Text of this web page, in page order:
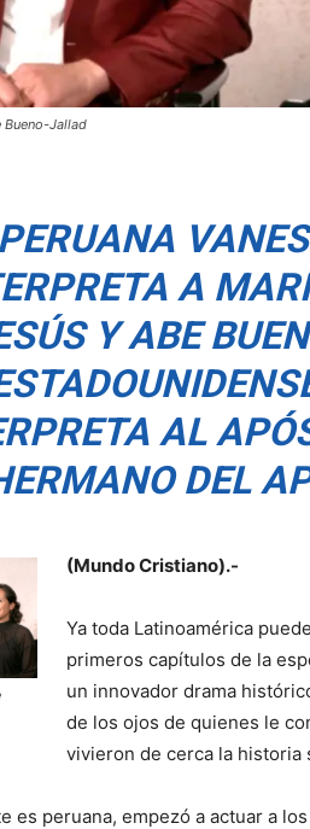
Bueno-Jallad
A
Y ABE
AL
DEL
(Mundo Cristiano).-
Ya toda Latinoamérica
primeros capítulos de la
un innovador drama
de los ojos de quienes le
vivieron de cerca la
es peruana, empezó a actuar a